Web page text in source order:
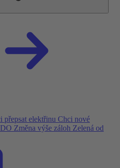
přepsat elektřinu Chci nové
Změna výše záloh Zelená od